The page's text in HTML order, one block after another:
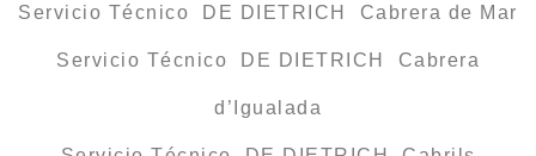
Servicio Técnico DE DIETRICH Cabrera de Mar
Servicio Técnico DE DIETRICH Cabrera
d’Igualada